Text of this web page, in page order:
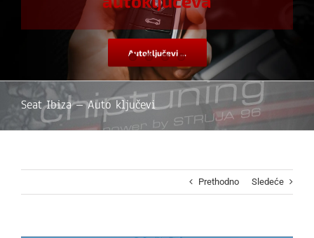
Autoključevi ...
Seat Ibiza – Auto ključevi
Prethodno Sledeće